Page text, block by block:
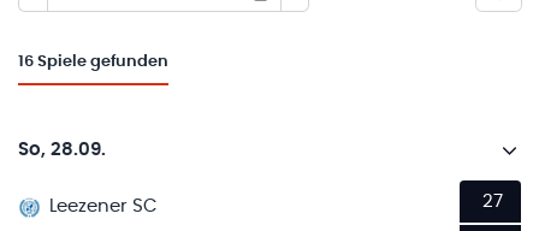
16 Spiele gefunden
So, 28.09.
Leezener SC
27